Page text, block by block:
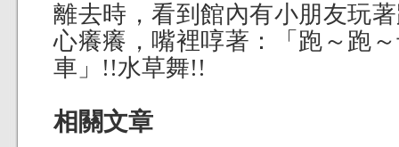
離去時，看到館內有小朋友玩
心癢癢，嘴裡啍著：「跑～跑
車」!!水草舞!!
相關文章